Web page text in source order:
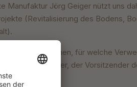
Manufaktur Jörg Geiger nützt uns
(Revitalisierung des Bodens,
will, muss verstehen, für welche
meint Jörg Geiger, der Vorsitzender